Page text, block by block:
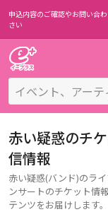
申込内容のご確認やお問い合
さい
赤い疑惑のチ
信情報
赤い疑惑(バンド)のラ
ンサートのチケット情
テンツをお届けします。